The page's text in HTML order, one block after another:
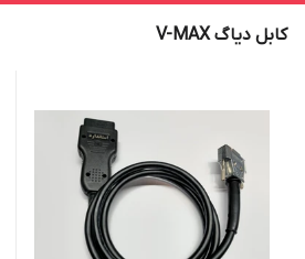
کابل دیاگ V-MAX